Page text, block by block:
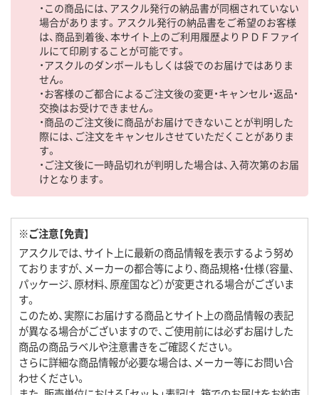
・この商品には、アスクル発行の納品書が同梱されていない
場合があります。アスクル発行の納品書をご希望のお客様
は、商品到着後、本サイト上のご利用履歴よりＰＤＦファイ
ルにて印刷することが可能です。
・アスクルのダンボールもしくは袋でのお届けではありま
せん。
・お客様のご都合によるご注文後の変更・キャンセル・返品・
交換はお受けできません。
・商品のご注文後に商品がお届けできないことが判明した
際には、ご注文をキャンセルさせていただくことがありま
す。
・ご注文後に一時品切れが判明した場合は、入荷次第のお届
けとなります。
※ご注意【免責】
アスクルでは、サイト上に最新の商品情報を表示するよう努め
ておりますが、メーカーの都合等により、商品規格・仕様（容量、
パッケージ、原材料、原産国など）が変更される場合がございま
す。
このため、実際にお届けする商品とサイト上の商品情報の表記
が異なる場合がございますので、ご使用前には必ずお届けした
商品の商品ラベルや注意書きをご確認ください。
さらに詳細な商品情報が必要な場合は、メーカー等にお問い合
わせください。